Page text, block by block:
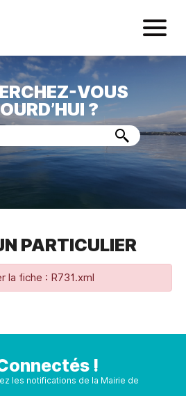
Mairie de
ET
VOUS
?
PARTICULIER
la fiche : R731.xml
!
les notifications de la Mairie de